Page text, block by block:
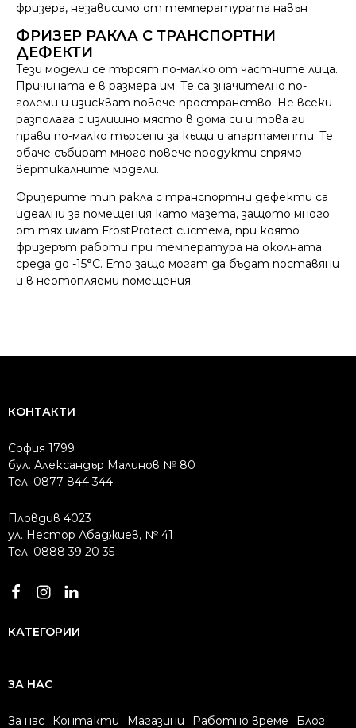
фризера, независимо от температурата навън
ФРИЗЕР РАКЛА С ТРАНСПОРТНИ
ДЕФЕКТИ
Тези модели се търсят по-малко от частните лица.
Причината е в размера им. Те са значително по-
големи и изискват повече пространство. Не всеки
разполага с излишно място в дома си и това ги
прави по-малко търсени за къщи и апартаменти. Те
обаче събират много повече продукти спрямо
вертикалните модели.
Фризерите тип ракла с транспортни дефекти са
идеални за помещения като мазета, защото много
от тях имат FrostProtect система, при която
фризерът работи при температура на околната
среда до -15°C. Ето защо могат да бъдат поставяни
и в неотопляеми помещения.
КОНТАКТИ
София 1799
бул. Александър Малинов № 80
Тел: 0877 844 344
Пловдив 4023
ул. Нестор Абаджиев, № 41
Тел: 0888 39 20 35
КАТЕГОРИИ
ЗА НАС
За нас Контакти Магазини Работно време Блог